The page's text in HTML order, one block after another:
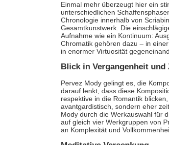
Einmal mehr überzeugt hier ein
unterschiedlichen
Chronologie innerhalb von
Gesamtkunstwerk. Die
Aufnahme wie ein Kontinuum:
Chromatik gehören dazu – in
in enormer Virtuosität
Blick in Vergangenheit
Pervez Mody gelingt es, die
darauf lenkt, dass diese
respektive in die Romantik
avantgardistisch, sondern eher
Mody durch die Werkauswahl für
auf gleich vier Werkgruppen von
an Komplexität und